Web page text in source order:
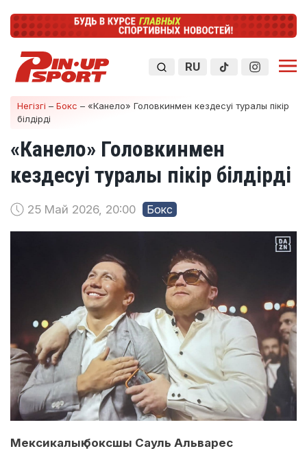
RU
Негізгі – Бокс – «Канело» Головкинмен кездесуі туралы пікір
білдірді
«Канело» Головкинмен
кездесуі туралы пікір білдірді
25 Май 2026, 20:00 Бокс
Мексикалық боксшы Сауль Альварес